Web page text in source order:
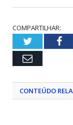
COMPARTILHAR:
Twitter
Email
CONTEÚDO